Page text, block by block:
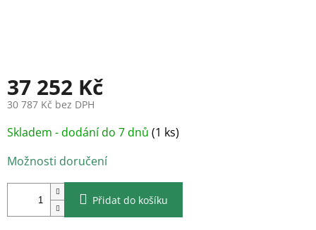
37 252 Kč
30 787 Kč bez DPH
Měrná
cena:
Skladem - dodání do 7 dnů (1 ks)
Možnosti doručení
Přidat do košíku